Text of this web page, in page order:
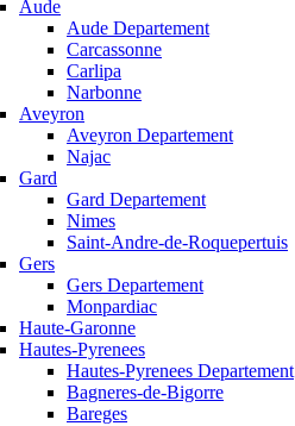
Aude
Aude Departement
Carcassonne
Carlipa
Narbonne
Aveyron
Aveyron Departement
Najac
Gard
Gard Departement
Nimes
Saint-Andre-de-Roquepertuis
Gers
Gers Departement
Monpardiac
Haute-Garonne
Hautes-Pyrenees
Hautes-Pyrenees Departement
Bagneres-de-Bigorre
Bareges